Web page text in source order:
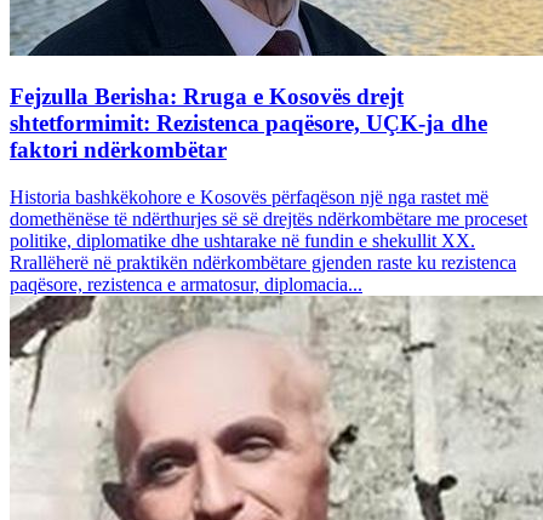
Fejzulla Berisha: Rruga e Kosovës drejt
shtetformimit: Rezistenca paqësore, UÇK-ja dhe
faktori ndërkombëtar
Historia bashkëkohore e Kosovës përfaqëson një nga rastet më
domethënëse të ndërthurjes së së drejtës ndërkombëtare me proceset
politike, diplomatike dhe ushtarake në fundin e shekullit XX.
Rrallëherë në praktikën ndërkombëtare gjenden raste ku rezistenca
paqësore, rezistenca e armatosur, diplomacia...